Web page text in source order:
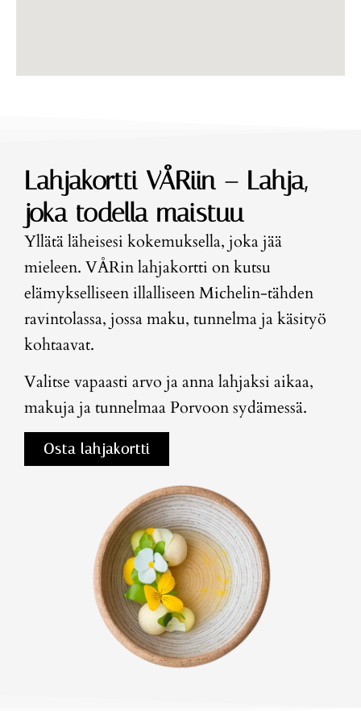
Lahjakortti VÅRiin – Lahja,
joka todella maistuu
Yllätä läheisesi kokemuksella, joka jää
mieleen. VÅRin lahjakortti on kutsu
elämykselliseen illalliseen Michelin-tähden
ravintolassa, jossa maku, tunnelma ja käsityö
kohtaavat.
Valitse vapaasti arvo ja anna lahjaksi aikaa,
makuja ja tunnelmaa Porvoon sydämessä.
Osta lahjakortti